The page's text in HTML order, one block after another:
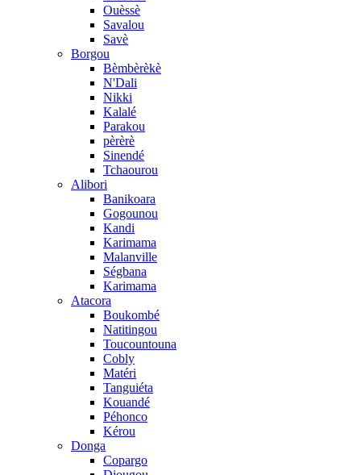
Ouèssè
Savalou
Savè
Borgou
Bèmbèrèkè
N'Dali
Nikki
Kalalé
Parakou
pèrèrè
Sinendé
Tchaourou
Alibori
Banikoara
Gogounou
Kandi
Karimama
Malanville
Ségbana
Karimama
Atacora
Boukombé
Natitingou
Toucountouna
Cobly
Matéri
Tanguiéta
Kouandé
Péhonco
Kérou
Donga
Copargo